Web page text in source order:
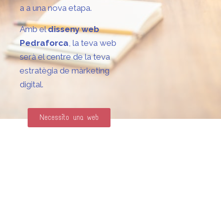
a a una nova etapa.
Amb eldisseny web
Pedraforca , la teva web
serà el centre de la teva
estratègia de màrketing
digital.
Necessito una web